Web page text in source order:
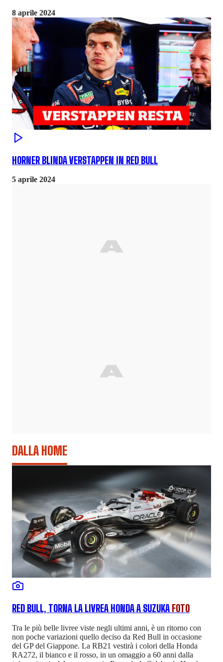
8 aprile 2024
HORNER BLINDA VERSTAPPEN IN RED BULL
5 aprile 2024
DALLA HOME
RED BULL, TORNA LA LIVREA HONDA A SUZUKA FOTO
Tra le più belle livree viste negli ultimi anni, è un ritorno con
non poche variazioni quello deciso da Red Bull in occasione
del GP del Giappone. La RB21 vestirà i colori della Honda
RA272, il bianco e il rosso, in un omaggio a 60 anni dalla